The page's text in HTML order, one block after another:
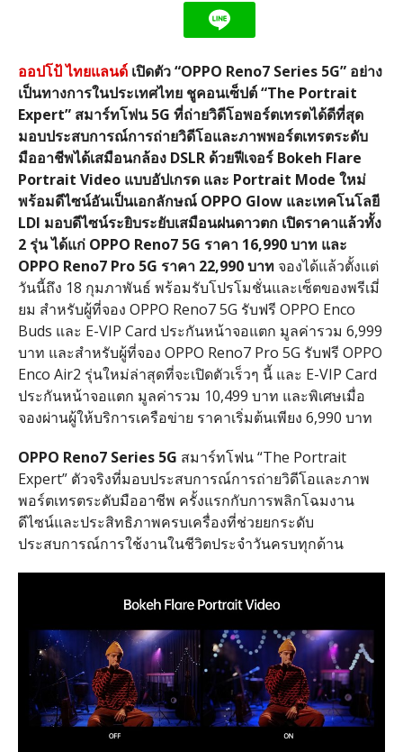
ออปโป้ ไทยแลนด์เปิดตัว“OPPO Reno7 Series 5G” อย่าง
เป็นทางการในประเทศไทย ชูคอนเซ็ปต์ “The Portrait
Expert” สมาร์ทโฟน 5G ที่ถ่ายวิดีโอพอร์ตเทรตได้ดีที่สุด
มอบประสบการณ์การถ่ายวิดีโอและภาพพอร์ตเทรตระดับ
มืออาชีพได้เสมือนกล้อง DSLR ด้วยฟีเจอร์ Bokeh Flare
Portrait Video แบบอัปเกรด และ Portrait Mode ใหม่
พร้อมดีไซน์อันเป็นเอกลักษณ์ OPPO Glow และเทคโนโลยี
LDI มอบดีไซน์ระยิบระยับเสมือนฝนดาวตก เปิดราคาแล้วทั้ง
2 รุ่น ได้แก่ OPPO Reno7 5G ราคา 16,990 บาท และ
OPPO Reno7 Pro 5G ราคา 22,990 บาท จองได้แล้วตั้งแต่
วันนี้ถึง 18 กุมภาพันธ์ พร้อมรับโปรโมชั่นและเซ็ตของพรีเมี่
ยม สำหรับผู้ที่จอง OPPO Reno7 5G รับฟรี OPPO Enco
Buds และ E-VIP Card ประกันหน้าจอแตก มูลค่ารวม 6,999
บาท และสำหรับผู้ที่จอง OPPO Reno7 Pro 5G รับฟรี OPPO
Enco Air2 รุ่นใหม่ล่าสุดที่จะเปิดตัวเร็วๆ นี้ และ E-VIP Card
ประกันหน้าจอแตก มูลค่ารวม 10,499 บาท และพิเศษเมื่อ
จองผ่านผู้ให้บริการเครือข่าย ราคาเริ่มต้นเพียง 6,990 บาท
OPPO Reno7 Series 5G สมาร์ทโฟน “The Portrait
Expert” ตัวจริงที่มอบประสบการณ์การถ่ายวิดีโอและภาพ
พอร์ตเทรตระดับมืออาชีพ ครั้งแรกกับการพลิกโฉมงาน
ดีไซน์และประสิทธิภาพครบเครื่องที่ช่วยยกระดับ
ประสบการณ์การใช้งานในชีวิตประจำวันครบทุกด้าน